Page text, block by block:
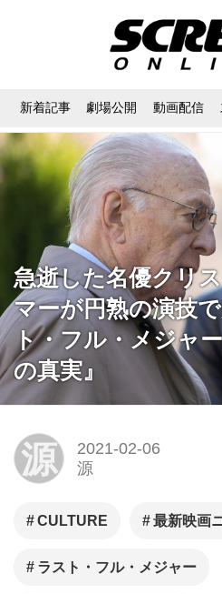
新着記事 劇場公開 動画配信
急逝した名優クリ
マーが円熟の演技
ト・フル・メジャ
の真実』
源
2021-02-06
源
CULTURE 最新映画
ラスト・フル・メジャー